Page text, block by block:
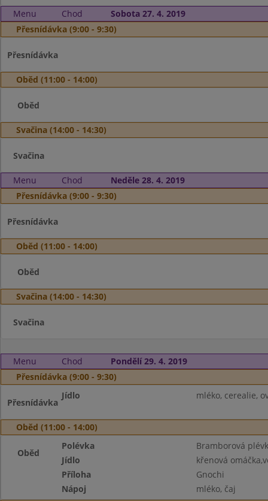
Menu Chod
Sobota 27. 4. 2019
Přesnídávka (9:00 - 9:30)
Přesnídávka
Oběd (11:00 - 14:00)
Oběd
Svačina (14:00 - 14:30)
Svačina
Menu Chod
Neděle 28. 4. 2019
Přesnídávka (9:00 - 9:30)
Přesnídávka
Oběd (11:00 - 14:00)
Oběd
Svačina (14:00 - 14:30)
Svačina
Menu Chod
Pondělí 29. 4. 2019
Přesnídávka (9:00 - 9:30)
Přesnídávka
Jídlo mléko, cerealie,
Oběd (11:00 - 14:00)
Oběd
Polévka
Bramborová
Jídlo
křenová
Příloha
Gnochi
Nápoj
mléko, čaj